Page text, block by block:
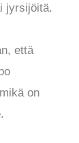
jyrsijöitä.
että
on